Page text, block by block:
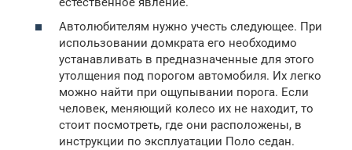
Автолюбителям нужно учесть следующее. При
использовании домкрата его необходимо
устанавливать в предназначенные для этого
утолщения под порогом автомобиля. Их легко
можно найти при ощупывании порога. Если
человек, меняющий колесо их не находит, то
стоит посмотреть, где они расположены, в
инструкции по эксплуатации Поло седан.